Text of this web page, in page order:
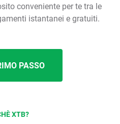
conveniente per te tra le
istantanei e gratuiti.
PASSO
XTB?